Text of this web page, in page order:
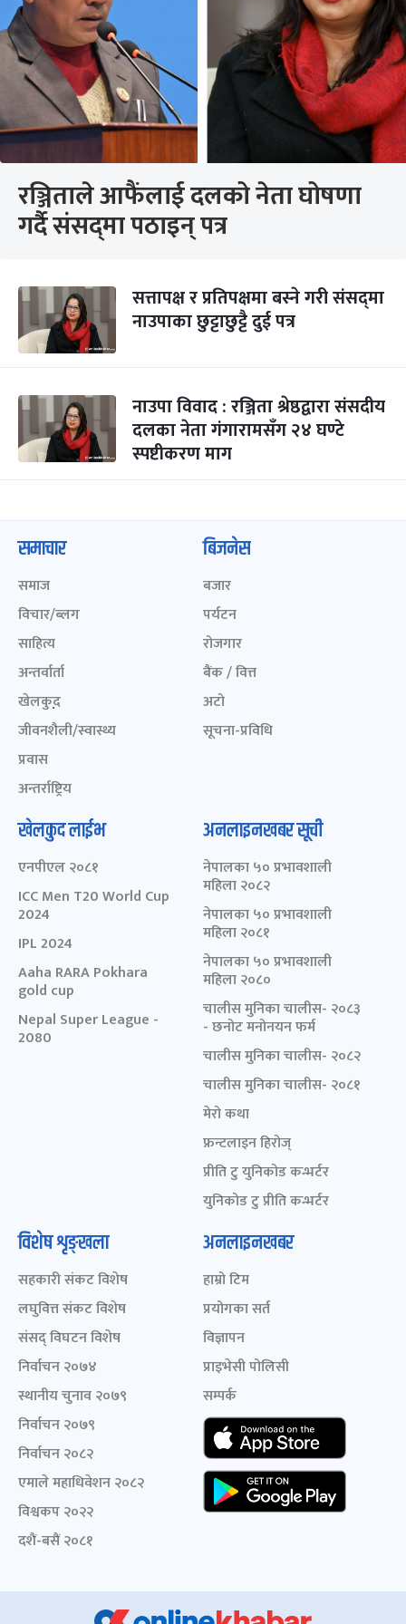
रञ्जिताले आफैंलाई दलको नेता घोषणा
गर्दै संसद्‍मा पठाइन् पत्र
सत्तापक्ष र प्रतिपक्षमा बस्ने गरी संसद्‍मा
नाउपाका छुट्टाछुट्टै दुई पत्र
नाउपा विवाद : रञ्जिता श्रेष्ठद्वारा संसदीय
दलका नेता गंगारामसँग २४ घण्टे
स्पष्टीकरण माग
समाचार
समाज
विचार/ब्लग
साहित्य
अन्तर्वार्ता
खेलकुद़़
जीवनशैली/स्वास्थ्य
प्रवास
अन्तर्राष्ट्रिय
बिजनेस
बजार
पर्यटन
रोजगार
बैंक / वित्त
अटो
सूचना-प्रविधि
खेलकुद लाईभ
एनपीएल २०८१
ICC Men T20 World Cup
2024
IPL 2024
Aaha RARA Pokhara
gold cup
Nepal Super League -
2080
अनलाइनखबर सूची
नेपालका ५० प्रभावशाली
महिला २०८२
नेपालका ५० प्रभावशाली
महिला २०८१
नेपालका ५० प्रभावशाली
महिला २०८०
चालीस मुनिका चालीस- २०८३
- छनोट मनोनयन फर्म
चालीस मुनिका चालीस- २०८२
चालीस मुनिका चालीस- २०८१
मेरो कथा
फ्रन्टलाइन हिरोज्
प्रीति टु युनिकोड कन्भर्टर
युनिकोड टु प्रीति कन्भर्टर
विशेष शृङ्खला
सहकारी संकट विशेष
लघुवित्त संकट विशेष
संसद् विघटन विशेष
निर्वाचन २०७४
स्थानीय चुनाव २०७९
निर्वाचन २०७९
निर्वाचन २०८२
एमाले महाधिवेशन २०८२
विश्वकप २०२२
दशैं-बसैं २०८१
अनलाइनखबर
हाम्रो टिम
प्रयोगका सर्त
विज्ञापन
प्राइभेसी पोलिसी
सम्पर्क